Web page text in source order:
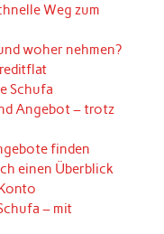
Weg zum
woher nehmen?
Schufa
Angebot – trotz
finden
einen Überblick
– mit